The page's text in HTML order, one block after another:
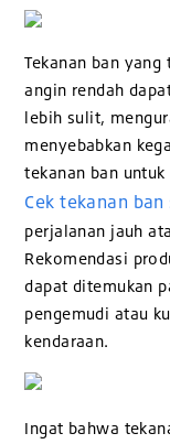
Tekanan ban
angin rendah
lebih sulit,
menyebabkan
tekanan ban
Cek tekanan
perjalanan jauh
Rekomendasi
dapat ditemukan
pengemudi atau
kendaraan.
Ingat bahwa